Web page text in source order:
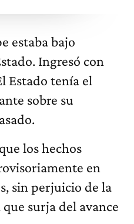
estaba bajo
Ingresó con
Estado tenía el
sobre su
los hechos
en
sin perjuicio de la
surja del avance